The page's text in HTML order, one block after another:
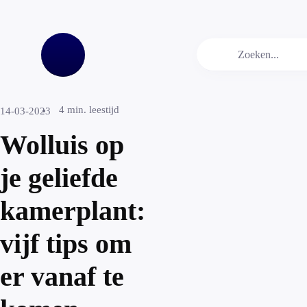
14-03-2023 4 min. leestijd
Wolluis op
je geliefde
kamerplant:
vijf tips om
er vanaf te